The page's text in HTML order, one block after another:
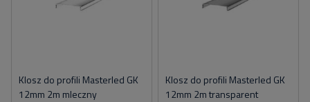
Klosz do profili Masterled GK
12mm 2m mleczny
Klosz do profili Masterled GK
12mm 2m transparent